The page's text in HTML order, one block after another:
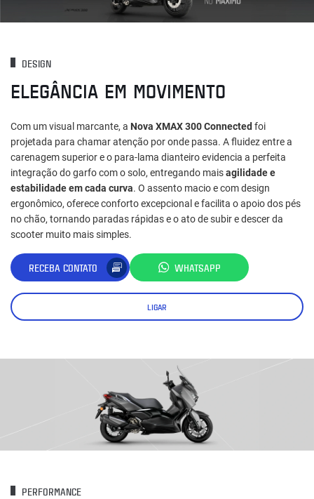
DESIGN
ELEGÂNCIA EM MOVIMENTO
Com um visual marcante, a Nova XMAX 300 Connected foi
projetada para chamar atenção por onde passa. A fluidez entre a
carenagem superior e o para-lama dianteiro evidencia a perfeita
integração do garfo com o solo, entregando maisagilidade e
estabilidade em cada curva. O assento macio e com design
ergonômico, oferece conforto excepcional e facilita o apoio dos pés
no chão, tornando paradas rápidas e o ato de subir e descer da
scooter muito mais simples.
RECEBA CONTATO WHATSAPP
LIGAR
PERFORMANCE